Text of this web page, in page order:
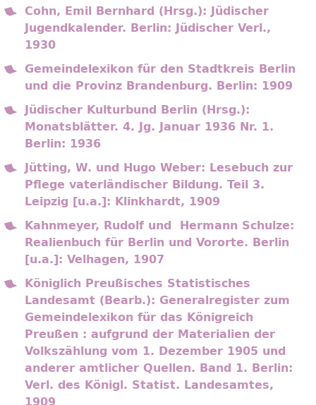
Cohn, Emil Bernhard (Hrsg.): Jüdischer
Jugendkalender. Berlin: Jüdischer Verl.,
1930
Gemeindelexikon für den Stadtkreis Berlin
und die Provinz Brandenburg. Berlin: 1909
Jüdischer Kulturbund Berlin (Hrsg.):
Monatsblätter. 4. Jg. Januar 1936 Nr. 1.
Berlin: 1936
Jütting, W. und Hugo Weber: Lesebuch zur
Pflege vaterländischer Bildung. Teil 3.
Leipzig [u.a.]: Klinkhardt, 1909
Kahnmeyer, Rudolf und Hermann Schulze:
Realienbuch für Berlin und Vororte. Berlin
[u.a.]: Velhagen, 1907
Königlich Preußisches Statistisches
Landesamt (Bearb.): Generalregister zum
Gemeindelexikon für das Königreich
Preußen : aufgrund der Materialien der
Volkszählung vom 1. Dezember 1905 und
anderer amtlicher Quellen. Band 1. Berlin:
Verl. des Königl. Statist. Landesamtes,
1909